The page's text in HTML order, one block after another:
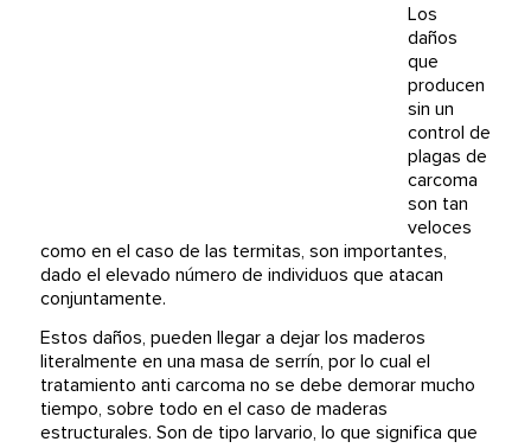
Los
daños
que
producen
sin un
control de
plagas de
carcoma
son tan
veloces
como en el caso de las termitas, son importantes,
dado el elevado número de individuos que atacan
conjuntamente.
Estos daños, pueden llegar a dejar los maderos
literalmente en una masa de serrín, por lo cual el
tratamiento anti carcoma no se debe demorar mucho
tiempo, sobre todo en el caso de maderas
estructurales. Son de tipo larvario, lo que significa que